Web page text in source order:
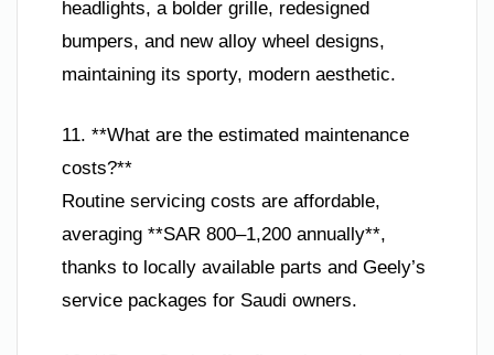
headlights, a bolder grille, redesigned
bumpers, and new alloy wheel designs,
maintaining its sporty, modern aesthetic.
11. **What are the estimated maintenance
costs?**
Routine servicing costs are affordable,
averaging **SAR 800–1,200 annually**,
thanks to locally available parts and Geely’s
service packages for Saudi owners.